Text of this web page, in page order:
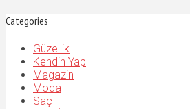
Categories
Güzellik
Kendin Yap
Magazin
Moda
Saç